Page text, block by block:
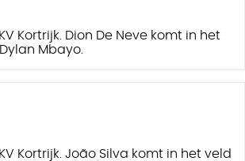
Kortrijk. Dion De Neve komt in het
Mbayo.
Kortrijk. João Silva komt in het veld